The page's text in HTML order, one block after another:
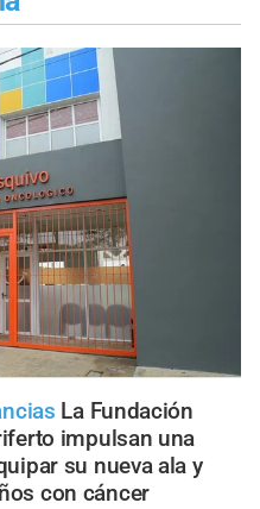
La Fundación
impulsan una
su nueva ala y
con cáncer